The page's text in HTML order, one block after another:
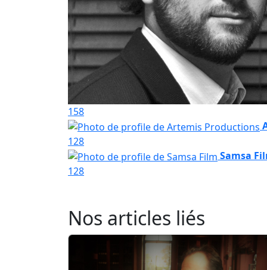
158
128
Samsa
128
Nos articles liés